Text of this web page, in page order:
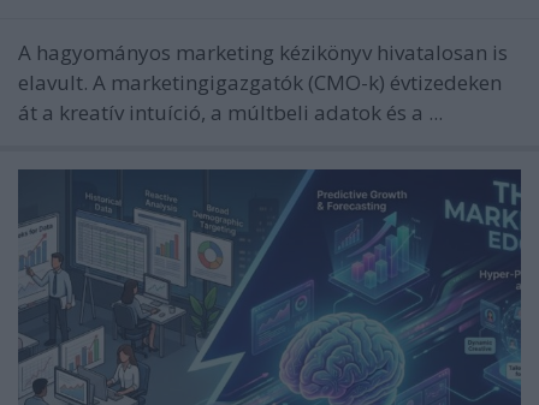
A hagyományos marketing kézikönyv hivatalosan is
elavult. A marketingigazgatók (CMO-k) évtizedeken
át a kreatív intuíció, a múltbeli adatok és a ...